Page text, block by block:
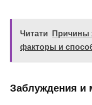
Читати
Причины
факторы и
Заблуждения и